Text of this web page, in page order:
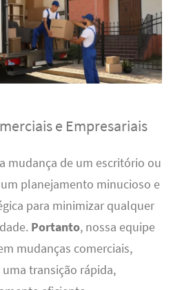
e Empresariais
mudança de um escritório ou
planejamento minucioso e
para minimizar qualquer
Portanto, nossa equipe
mudanças comerciais,
transição rápida,